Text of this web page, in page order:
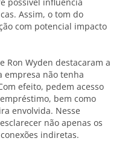
Assim, o tom do
com potencial impacto
Ron Wyden destacaram a
empresa não tenha
efeito, pedem acesso
bem como
envolvida. Nesse
não apenas os
indiretas.